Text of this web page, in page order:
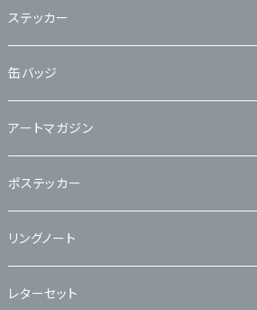
ステッカー
缶バッジ
アートマガジン
ポステッカー
リングノート
レターセット